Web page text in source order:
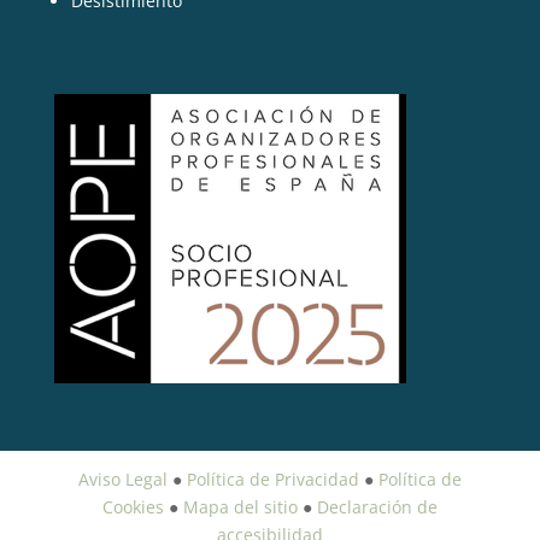
Aviso Legal ● Política de Privacidad ● Política de
Cookies ● Mapa del sitio● Declaración de
accesibilidad